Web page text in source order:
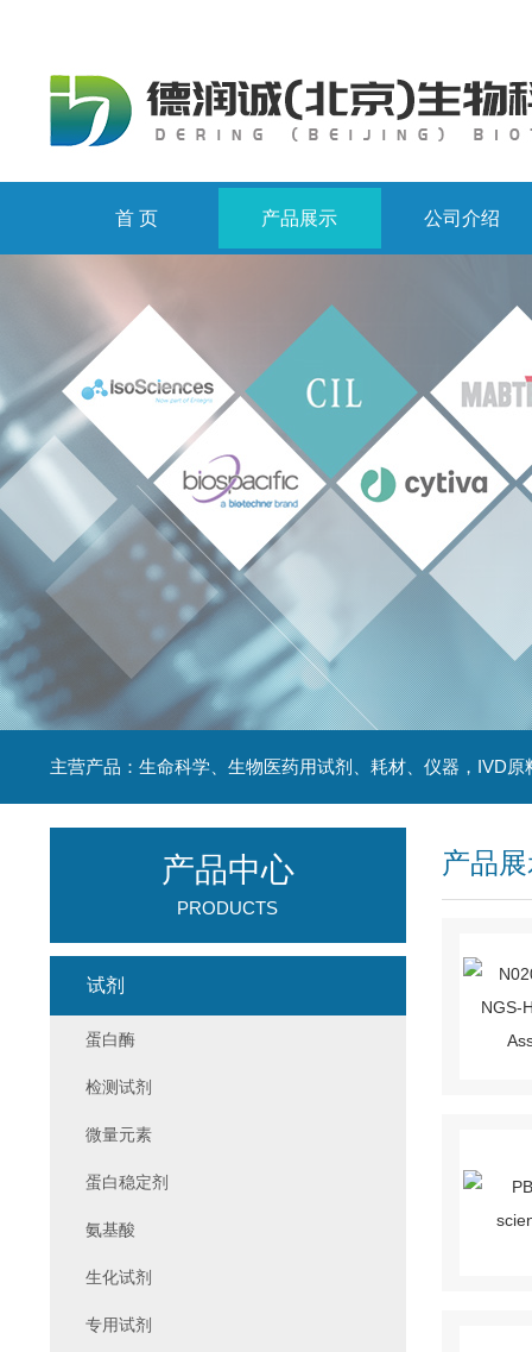
首 页 产品展示 公司介绍
主营产品：生命科学、生物医药用试剂、耗材、仪器，IVD原
产品
产品中心
PRODUCTS
试剂
蛋白酶
检测试剂
微量元素
蛋白稳定剂
氨基酸
生化试剂
专用试剂